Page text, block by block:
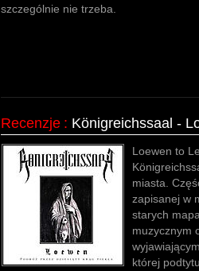
szczególnie nie trzeba.
Recenzje : Königreichssaal -
Loewen to
miasta.
zapisanej w
starych
muzycznym
której